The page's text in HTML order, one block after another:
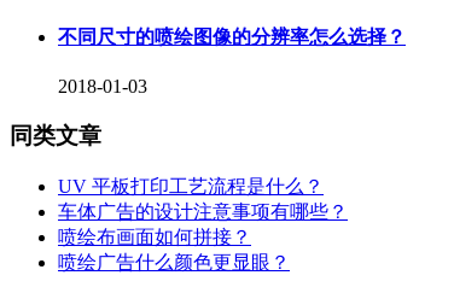
不同尺寸的喷绘图像的分辨率怎么选择？
2018-01-03
同类文章
UV 平板打印工艺流程是什么？
车体广告的设计注意事项有哪些？
喷绘布画面如何拼接？
喷绘广告什么颜色更显眼？